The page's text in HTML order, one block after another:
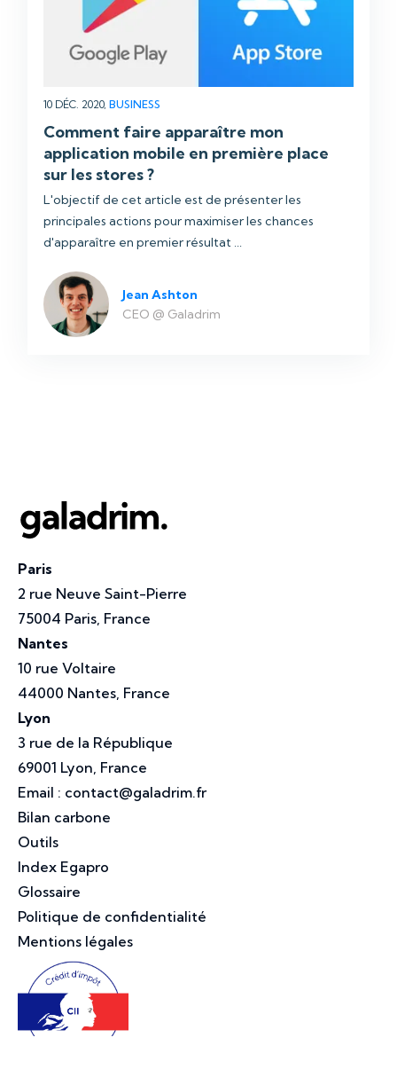
10 DÉC. 2020, BUSINESS
Comment faire apparaître mon
application mobile en première place
sur les stores ?
L'objectif de cet article est de présenter les
principales actions pour maximiser les chances
d'apparaître en premier résultat ...
Jean Ashton
CEO @ Galadrim
Paris
2 rue Neuve Saint-Pierre
75004 Paris, France
Nantes
10 rue Voltaire
44000 Nantes, France
Lyon
3 rue de la République
69001 Lyon, France
Email : contact@galadrim.fr
Bilan carbone
Outils
Index Egapro
Glossaire
Politique de confidentialité
Mentions légales